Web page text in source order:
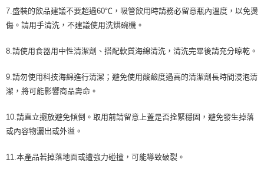
7.盛裝的飲品建議不要超過60℃，吸管飲用時請務必留意瓶內溫度，以免燙
傷。請用手清洗，不建議使用洗烘碗機。
8.請使用食器用中性清潔劑、搭配軟質海綿清洗，清洗完畢後請充分晾乾。
9.請勿使用科技海綿進行清潔；避免使用酸鹼度過高的清潔劑長時間浸泡清
潔，將可能影響商品壽命。
10.請直立擺放避免傾倒。取用前請留意上蓋是否拴緊穩固，避免發生掉落
或內容物灑出或外溢。
11.本產品若掉落地面或遭強力碰撞，可能導致破裂。